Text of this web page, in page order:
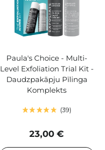
Paula's Choice - Multi-
Level Exfoliation Trial Kit -
Daudzpakāpju Pīlinga
Komplekts
39
23,00 €